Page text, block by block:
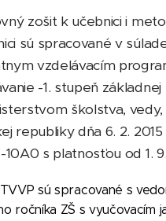
zošit k učebnici i
sú spracované v
vzdelávacím
-1. stupeň
školstva,
republiky dňa 6. 2.
10A0 s platnosťou od 1.
súspracované s
ročníka ZŠ s vyučovacím